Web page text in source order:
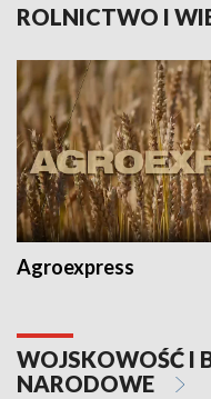
ROLNICTWO I
Agroexpress
WOJSKOWOŚĆ I
NARODOWE